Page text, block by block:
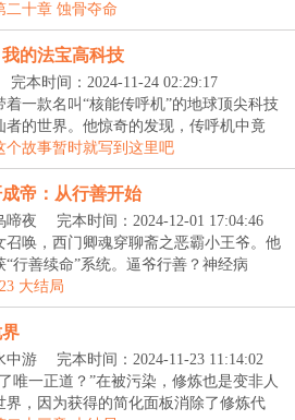
二十章 蚀骨夺命
的法宝高科技
完本时间：2024-11-24 02:29:17
着一款名叫“核能传呼机”的地球顶尖科技
者的世界。他惊奇的发现，传呼机中竟
个故事暂时就写到这里吧
帝：从行善开始
啼夜
完本时间：2024-12-01 17:04:46
召唤，西门卿魂穿聊斋之恶霸小王爷。他
“行善续命”系统。逼爷行善？神经病
大结局
中游
完本时间：2024-11-23 11:14:02
唯一正道？”在被污染，修炼也是变非人
界，因为获得的简化面板消除了修炼代